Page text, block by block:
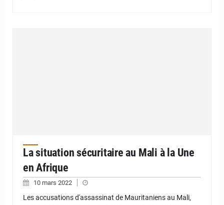
La situation sécuritaire au Mali à la Une
en Afrique
10 mars 2022
Les accusations d'assassinat de Mauritaniens au Mali,